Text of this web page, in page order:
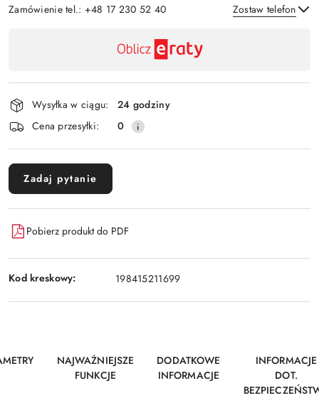
Zamówienie tel.: +48 17 230 52 40 Zostaw telefon
płatność
i
dostawa
Wysyłka w ciągu:
24 godziny
Cena przesyłki:
0
Zadaj pytanie
Pobierz produkt do PDF
Kod kreskowy: 198415211699
NAJWAŻNIEJSZE
FUNKCJE
DODATKOWE
INFORMACJE
INFORMACJE
DOT.